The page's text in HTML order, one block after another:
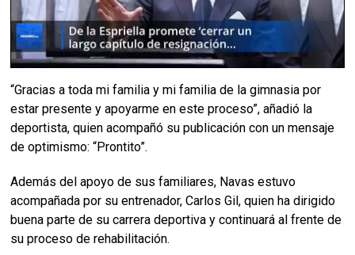
“Gracias a toda mi familia y mi familia de la gimnasia por
estar presente y apoyarme en este proceso”, añadió la
deportista, quien acompañó su publicación con un mensaje
de optimismo: “Prontito”.
Además del apoyo de sus familiares, Navas estuvo
acompañada por su entrenador, Carlos Gil, quien ha dirigido
buena parte de su carrera deportiva y continuará al frente de
su proceso de rehabilitación.